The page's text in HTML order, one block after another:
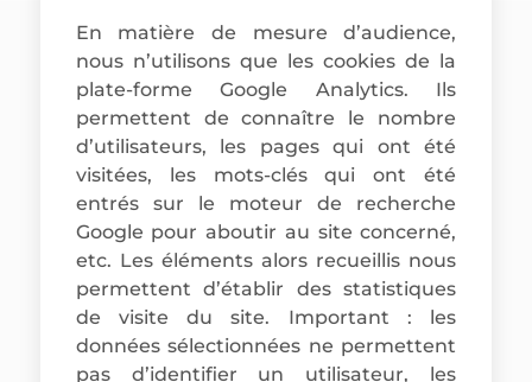
En matière de mesure d’audience,
nous n’utilisons que les cookies de la
plate-forme Google Analytics. Ils
permettent de connaître le nombre
d’utilisateurs, les pages qui ont été
visitées, les mots-clés qui ont été
entrés sur le moteur de recherche
Google pour aboutir au site concerné,
etc. Les éléments alors recueillis nous
permettent d’établir des statistiques
de visite du site. Important : les
données sélectionnées ne permettent
pas d’identifier un utilisateur, les